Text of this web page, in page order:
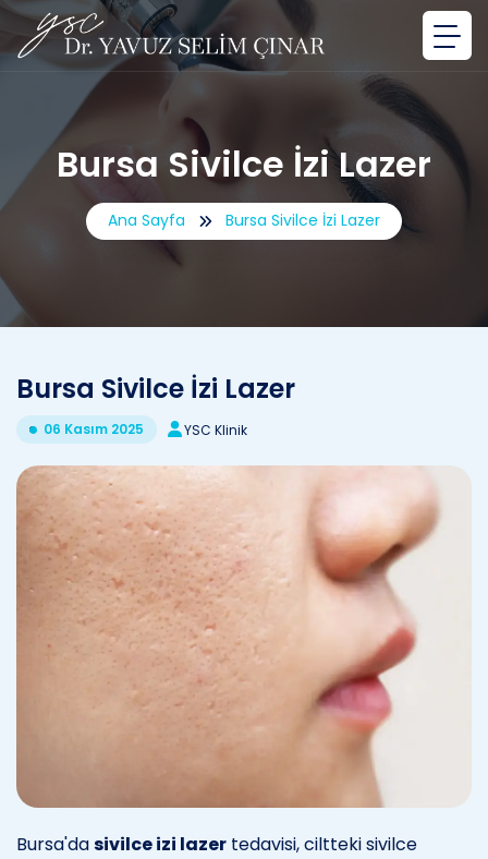
Bursa Sivilce İzi Lazer
Ana Sayfa Bursa Sivilce İzi Lazer
Bursa Sivilce İzi Lazer
06 Kasım 2025 YSC Klinik
Bursa'dasivilce izi lazer tedavisi, ciltteki sivilce